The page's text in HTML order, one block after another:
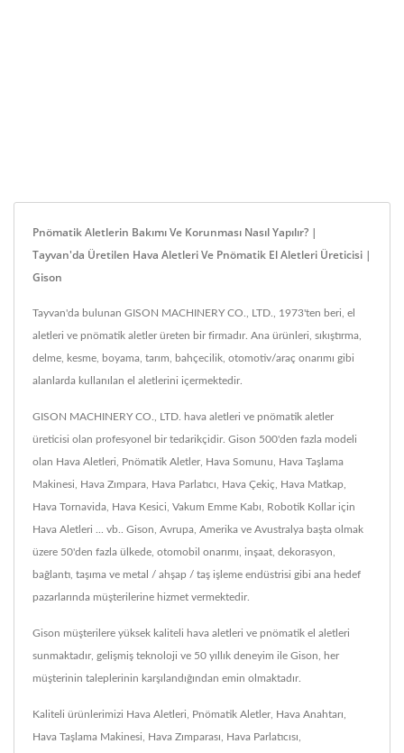
Pnömatik Aletlerin Bakımı Ve Korunması Nasıl Yapılır? |
Tayvan'da Üretilen Hava Aletleri Ve Pnömatik El Aletleri Üreticisi |
Gison
Tayvan'da bulunan GISON MACHINERY CO., LTD., 1973'ten beri, el
aletleri ve pnömatik aletler üreten bir firmadır. Ana ürünleri, sıkıştırma,
delme, kesme, boyama, tarım, bahçecilik, otomotiv/araç onarımı gibi
alanlarda kullanılan el aletlerini içermektedir.
GISON MACHINERY CO., LTD. hava aletleri ve pnömatik aletler
üreticisi olan profesyonel bir tedarikçidir. Gison 500'den fazla modeli
olan Hava Aletleri, Pnömatik Aletler, Hava Somunu, Hava Taşlama
Makinesi, Hava Zımpara, Hava Parlatıcı, Hava Çekiç, Hava Matkap,
Hava Tornavida, Hava Kesici, Vakum Emme Kabı, Robotik Kollar için
Hava Aletleri ... vb.. Gison, Avrupa, Amerika ve Avustralya başta olmak
üzere 50'den fazla ülkede, otomobil onarımı, inşaat, dekorasyon,
bağlantı, taşıma ve metal / ahşap / taş işleme endüstrisi gibi ana hedef
pazarlarında müşterilerine hizmet vermektedir.
Gison müşterilere yüksek kaliteli hava aletleri ve pnömatik el aletleri
sunmaktadır, gelişmiş teknoloji ve 50 yıllık deneyim ile Gison, her
müşterinin taleplerinin karşılandığından emin olmaktadır.
Kaliteli ürünlerimizi Hava Aletleri Pnömatik Aletler, Hava Anahtarı
Hava Taşlama Makinesi Hava Zımparası Hava Parlatıcısı